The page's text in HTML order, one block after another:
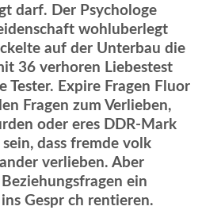
darf. Der Psychologe
wohluberlegt
auf der Unterbau die
36 verhoren Liebestest
Tester. Expire Fragen Fluor
Fragen zum Verlieben,
oder eres DDR-Mark
dass fremde volk
verlieben. Aber
ein
Gespr ch rentieren.